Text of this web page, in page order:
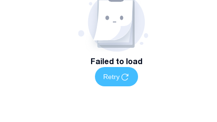
Failed to load
Retry